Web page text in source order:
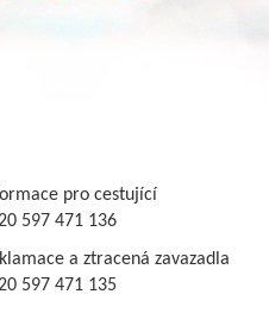
pro cestující
597 471 136
a ztracená zavazadla
597 471 135